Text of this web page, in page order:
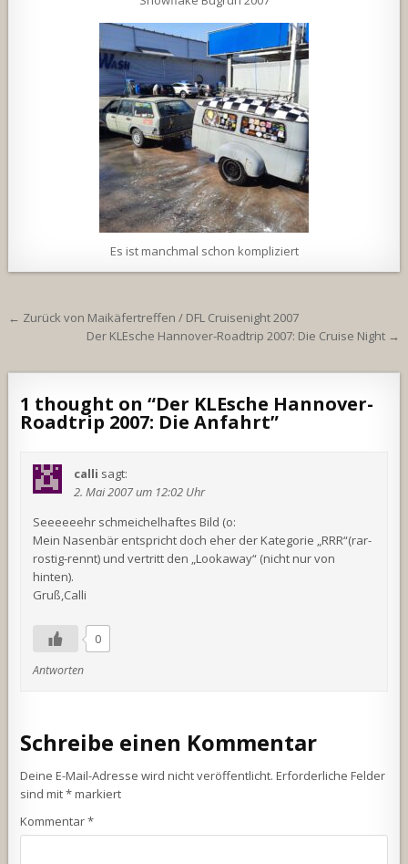
Es ist manchmal schon kompliziert
Beitragsnavigation
← Zurück von Maikäfertreffen / DFL Cruisenight 2007
Der KLEsche Hannover-Roadtrip 2007: Die Cruise Night →
1 thought on “Der KLEsche Hannover-
Roadtrip 2007: Die Anfahrt”
calli sagt:
2. Mai 2007 um 12:02 Uhr
Seeeeeehr schmeichelhaftes Bild (o:
Mein Nasenbär entspricht doch eher der Kategorie „RRR“(rar-
rostig-rennt) und vertritt den „Lookaway“ (nicht nur von
hinten).
Gruß,Calli
0
Antworten
Schreibe einen Kommentar
Deine E-Mail-Adresse wird nicht veröffentlicht. Erforderliche Felder
sind mit*markiert
Kommentar*